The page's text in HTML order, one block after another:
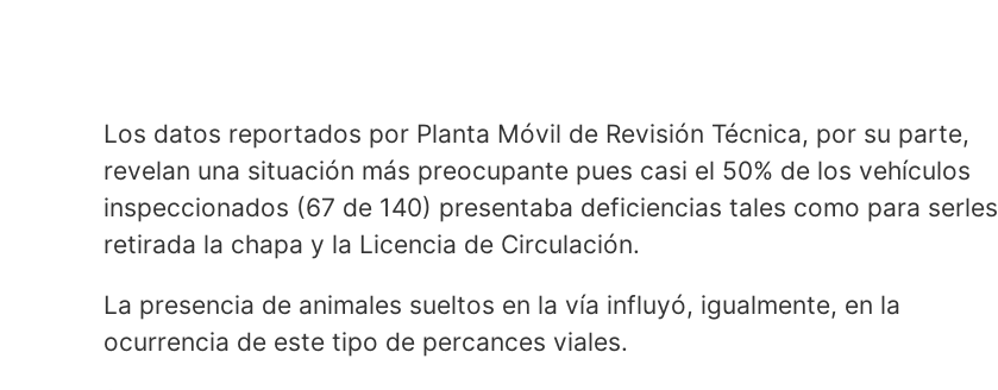
Los datos reportados por Planta Móvil de Revisión Técnica, por su parte,
revelan una situación más preocupante pues casi el 50% de los vehículos
inspeccionados (67 de 140) presentaba deficiencias tales como para serles
retirada la chapa y la Licencia de Circulación.
La presencia de animales sueltos en la vía influyó, igualmente, en la
ocurrencia de este tipo de percances viales.